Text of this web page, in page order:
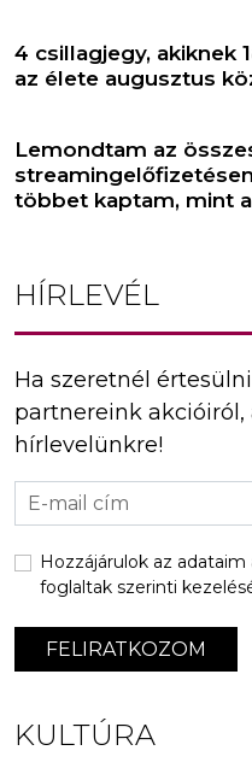
4 csillagjegy, akiknek
az élete augusztus
Lemondtam az
többet kaptam, mint
HÍRLEVÉL
Ha szeretnél
partnereink akcióiról,
hírlevelünkre!
FELIRATKOZOM
Hozzájárulok az adataim
foglaltak szerinti
KULTÚRA